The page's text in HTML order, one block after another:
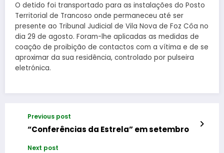
O detido foi transportado para as instalações do Posto
Territorial de Trancoso onde permaneceu até ser
presente ao Tribunal Judicial de Vila Nova de Foz Côa no
dia 29 de agosto. Foram-lhe aplicadas as medidas de
coação de proibição de contactos com a vítima e de se
aproximar da sua residência, controlado por pulseira
eletrónica.
Previous post
“Conferências da Estrela” em setembro
Next post